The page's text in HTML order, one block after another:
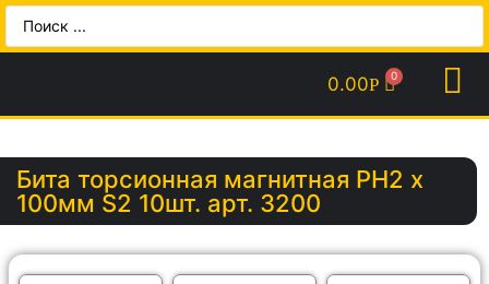
0.00Р
Бита торсионная магнитная PH2 х
100мм S2 10шт. арт. 3200